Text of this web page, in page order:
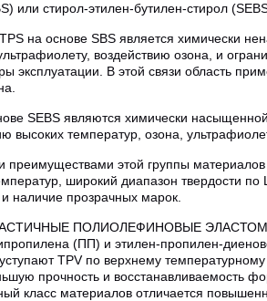
или стирол-этилен-бутилен-стирол
на основе SBS является химически
воздействию озона, и
эксплуатации. В этой связи область
SЕBS являются химически
высоких температур, озона,
преимуществами этой группы
широкий диапазон твердости
наличие прозрачных марок.
ПОЛИОЛЕФИНОВЫЕ
(ПП) и этилен-пропилен-
уступают ТРV по верхнему
прочность и восстанавливаемость
класс материалов отличается